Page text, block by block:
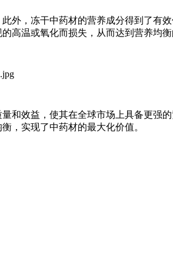
外，冻干中药材的营养成分得到了有
高温或氧化而损失，从而达到营养均衡
和效益，使其在全球市场上具备更强
，实现了中药材的最大化价值。